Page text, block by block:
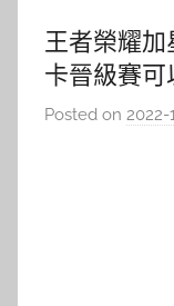
王者榮耀
卡晉級賽
Posted on 2022-